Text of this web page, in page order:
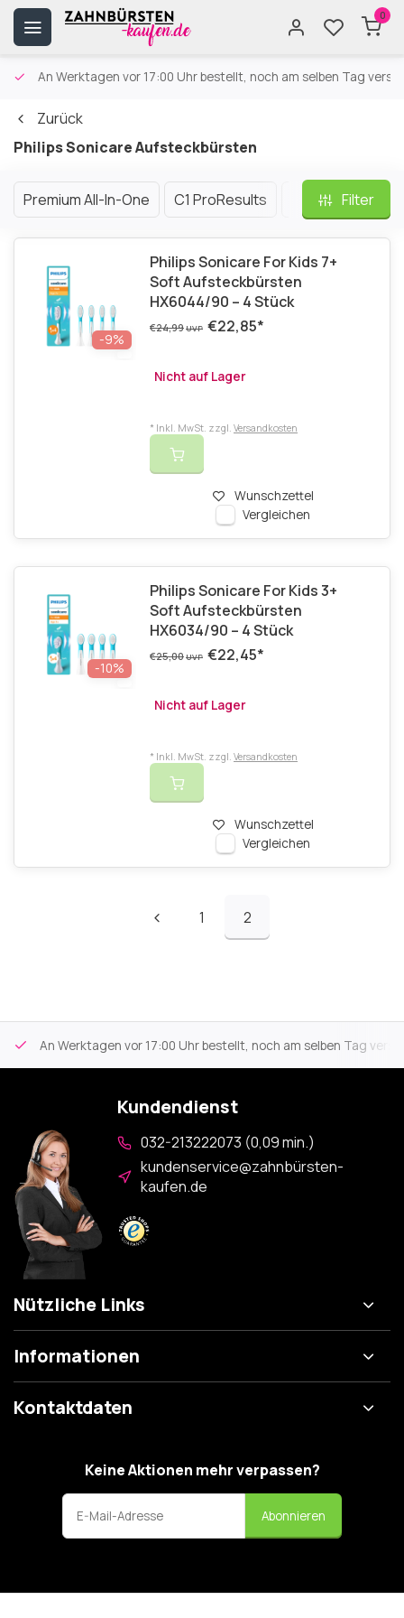
0
An Werktagen vor 17:00 Uhr bestellt, noch am selben Tag
Zurück
Philips Sonicare Aufsteckbürsten
Premium All-In-One C1 ProResults C2 Optimal
Filter
-9%
Philips Sonicare For Kids 7+
Soft Aufsteckbürsten
HX6044/90 – 4 Stück
€24,99UVP €22,85*
Nicht auf Lager
Wunschzettel
Vergleichen
* Inkl. MwSt. zzgl. Versandkosten
-10%
Philips Sonicare For Kids 3+
Soft Aufsteckbürsten
HX6034/90 – 4 Stück
€25,00UVP €22,45*
Nicht auf Lager
Wunschzettel
Vergleichen
* Inkl. MwSt. zzgl. Versandkosten
1 2
An Werktagen vor 17:00 Uhr bestellt, noch am selben Tag
Kundendienst
032-213222073 (0,09 min.)
kundenservice@zahnbürsten-
kaufen.de
Nützliche Links
Informationen
Kontaktdaten
Keine Aktionen mehr verpassen?
Abonnieren